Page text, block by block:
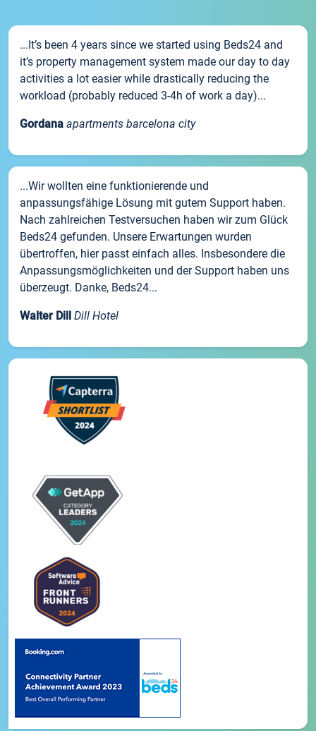
...It’s been 4 years since we started using Beds24 and
it’s property management system made our day to day
activities a lot easier while drastically reducing the
workload (probably reduced 3-4h of work a day)...
Gordana apartments barcelona city
...Wir wollten eine funktionierende und
anpassungsfähige Lösung mit gutem Support haben.
Nach zahlreichen Testversuchen haben wir zum Glück
Beds24 gefunden. Unsere Erwartungen wurden
übertroffen, hier passt einfach alles. Insbesondere die
Anpassungsmöglichkeiten und der Support haben uns
überzeugt. Danke, Beds24...
Walter Dill Dill Hotel